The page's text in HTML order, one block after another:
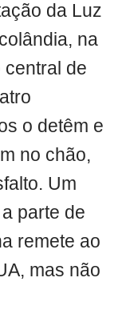
da Luz
na
central de
o detêm e
no chão,
Um
parte de
remete ao
mas não